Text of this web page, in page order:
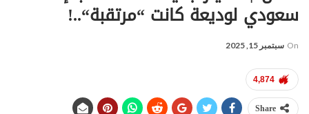
سعودي لوديعة كانت “مرتقبة“..!
On سبتمبر 15, 2025
4,874
Share